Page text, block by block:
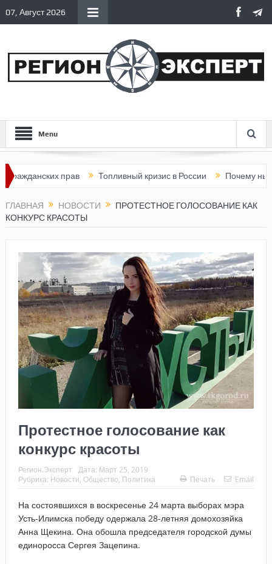
07, Август 2026
Menu
прав Топливный кризис в России Почему нынешняя
ГЛАВНАЯ НОВОСТИ
ПРОТЕСТНОЕ ГОЛОСОВАНИЕ КАК
КОНКУРС КРАСОТЫ
Протестное голосование как
конкурс красоты
Регион.Эксперт Дата: Март 25, 2019
Рубрика: Новости, Общество, Политика Печать Email
На состоявшихся в воскресенье 24 марта выборах мэра
Усть-Илимска победу одержала 28-летняя домохозяйка
Анна Щекина. Она обошла председателя городской думы
единоросса Сергея Зацепина.